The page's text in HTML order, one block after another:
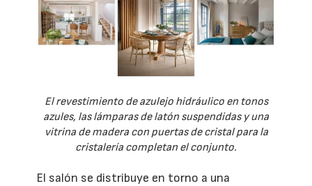
El revestimiento de azulejo hidráulico en tonos
azules, las lámparas de latón suspendidas y una
vitrina de madera con puertas de cristal para la
cristalería completan el conjunto.
El salón se distribuye en torno a una